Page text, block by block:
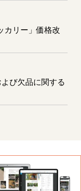
カリー」価格改
び欠品に関する